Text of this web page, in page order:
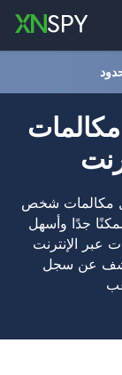
مكالمات شخص
جدًا وأسهل
عبر الإنترنت
عن سجل